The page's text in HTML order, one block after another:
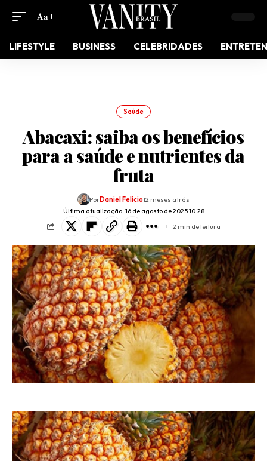
Aa
LIFESTYLE BUSINESS CELEBRIDADES
Saúde
Abacaxi: saiba os benefícios
para a saúde e nutrientes da
fruta
Última atualização: 16 de agosto de 2025 10:28
PorDaniel Felicio12 meses atrás
2 min de leitura